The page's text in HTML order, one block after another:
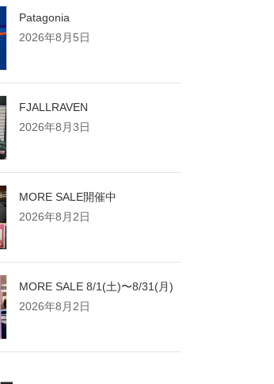
Patagonia
2026年8月5日
FJALLRAVEN
2026年8月3日
MORE SALE開催中
2026年8月2日
MORE SALE 8/1(土)〜8/31(月)
2026年8月2日